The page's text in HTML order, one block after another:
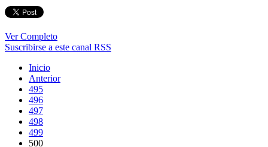
Ver Completo
Suscribirse a este canal RSS
Inicio
Anterior
495
496
497
498
499
500